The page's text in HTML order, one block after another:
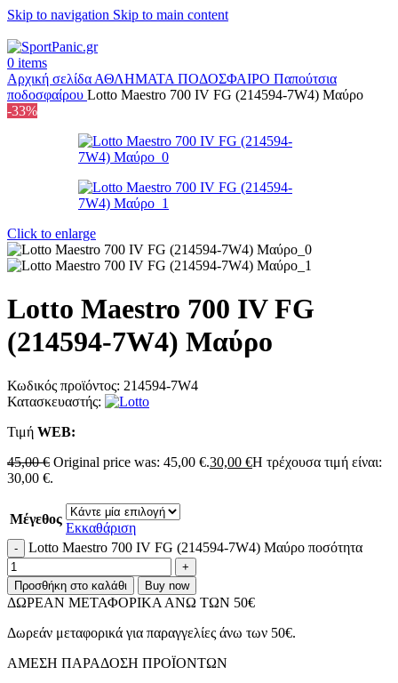
Skip to navigation Skip to main content
0 items
Αρχική σελίδα ΑΘΛΗΜΑΤΑ ΠΟΔΟΣΦΑΙΡΟ Παπούτσια
ποδοσφαίρου Lotto Maestro 700 IV FG (214594-7W4) Μαύρο
-33%
Click to enlarge
Lotto Maestro 700 IV FG
(214594-7W4) Μαύρο
Κωδικός προϊόντος: 214594-7W4
Κατασκευαστής:
Τιμή WΕΒ:
45,00€ Original price was: 45,00 €.30,00 €Η τρέχουσα τιμή είναι:
30,00 €.
Μέγεθος
Εκκαθάριση
Lotto Maestro 700 IV FG (214594-7W4) Μαύρο ποσότητα
Προσθήκη στο καλάθι Buy now
ΔΩΡΕΑΝ ΜΕΤΑΦΟΡΙΚΑ ΑΝΩ ΤΩΝ 50€
Δωρεάν μεταφορικά για παραγγελίες άνω των 50€.
ΑMEΣΗ ΠΑΡΑΔΟΣΗ ΠΡΟΪΟΝΤΩΝ